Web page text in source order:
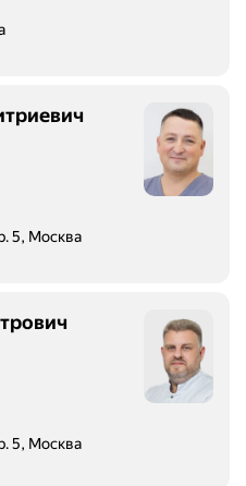
630 м
5, Москва
380 м
5, Москва
380 м